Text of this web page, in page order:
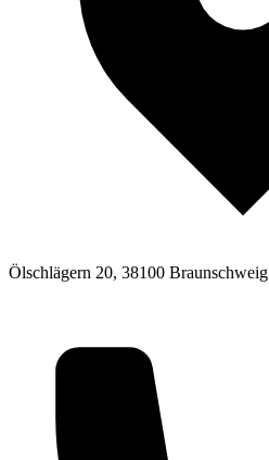
Ölschlägern 20, 38100 Braunschweig